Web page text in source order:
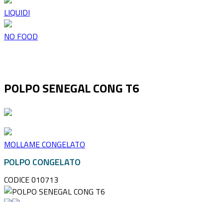
LIQUIDI
NO FOOD
POLPO SENEGAL CONG T6
MOLLAME CONGELATO
POLPO CONGELATO
CODICE 010713